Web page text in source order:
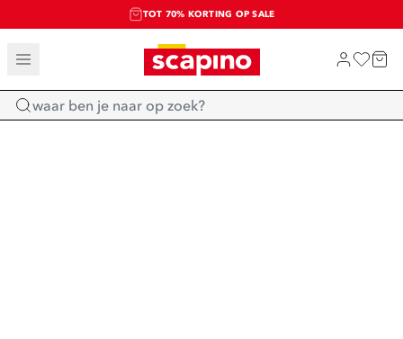
TOT 70% KORTING OP SALE
SALE: LAATSTE KANS!
SHOP NIEUW
Home